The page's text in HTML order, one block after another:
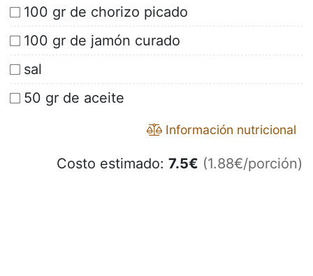
100 gr de chorizo picado
100 gr de jamón curado
sal
50 gr de aceite
Información nutricional
Costo estimado: 7.5€ (1.88€/porción)